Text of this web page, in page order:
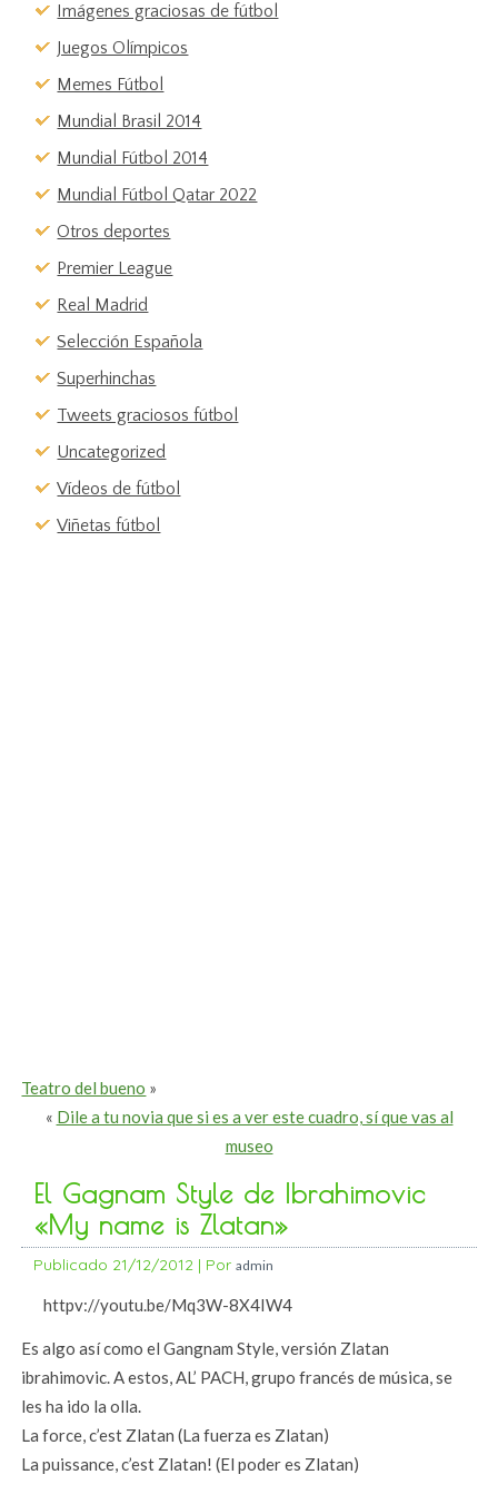
Imágenes graciosas de fútbol
Juegos Olímpicos
Memes Fútbol
Mundial Brasil 2014
Mundial Fútbol 2014
Mundial Fútbol Qatar 2022
Otros deportes
Premier League
Real Madrid
Selección Española
Superhinchas
Tweets graciosos fútbol
Uncategorized
Vídeos de fútbol
Viñetas fútbol
Teatro del bueno »
« Dile a tu novia que si es a ver este cuadro, sí que vas al
museo
El Gagnam Style de Ibrahimovic
«My name is Zlatan»
Publicado 21/12/2012 | Por admin
httpv://youtu.be/Mq3W-8X4IW4
Es algo así como el Gangnam Style, versión Zlatan
ibrahimovic. A estos, AL’ PACH, grupo francés de música, se
les ha ido la olla.
La force, c’est Zlatan (La fuerza es Zlatan)
La puissance, c’est Zlatan! (El poder es Zlatan)